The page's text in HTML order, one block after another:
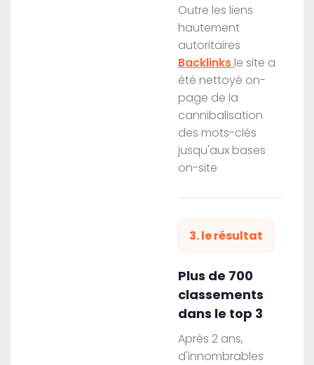
Outre les liens
hautement
autoritaires
Backlinks le site a
été nettoyé on-
page de la
cannibalisation
des mots-clés
jusqu'aux bases
on-site
3. le résultat
Plus de 700
classements
dans le top 3
Après 2 ans,
d'innombrables